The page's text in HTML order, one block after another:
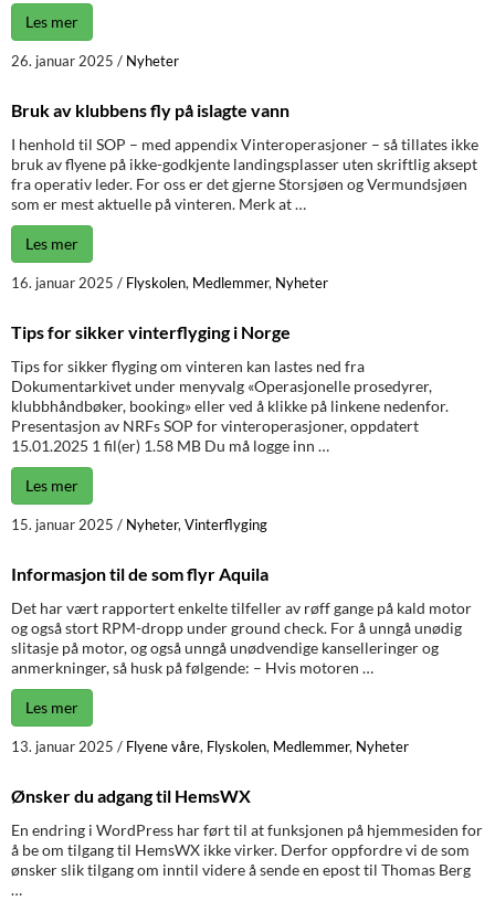
Les mer
26. januar 2025 / Nyheter
Bruk av klubbens fly på islagte vann
I henhold til SOP – med appendix Vinteroperasjoner – så tillates ikke
bruk av flyene på ikke-godkjente landingsplasser uten skriftlig aksept
fra operativ leder. For oss er det gjerne Storsjøen og Vermundsjøen
som er mest aktuelle på vinteren. Merk at …
Les mer
16. januar 2025 / Flyskolen, Medlemmer, Nyheter
Tips for sikker vinterflyging i Norge
Tips for sikker flyging om vinteren kan lastes ned fra
Dokumentarkivet under menyvalg «Operasjonelle prosedyrer,
klubbhåndbøker, booking» eller ved å klikke på linkene nedenfor.
Presentasjon av NRFs SOP for vinteroperasjoner, oppdatert
15.01.2025 1 fil(er) 1.58 MB Du må logge inn …
Les mer
15. januar 2025 / Nyheter, Vinterflyging
Informasjon til de som flyr Aquila
Det har vært rapportert enkelte tilfeller av røff gange på kald motor
og også stort RPM-dropp under ground check. For å unngå unødig
slitasje på motor, og også unngå unødvendige kanselleringer og
anmerkninger, så husk på følgende: – Hvis motoren …
Les mer
13. januar 2025 / Flyene våre, Flyskolen, Medlemmer, Nyheter
Ønsker du adgang til HemsWX
En endring i WordPress har ført til at funksjonen på hjemmesiden for
å be om tilgang til HemsWX ikke virker. Derfor oppfordre vi de som
ønsker slik tilgang om inntil videre å sende en epost til Thomas Berg
…